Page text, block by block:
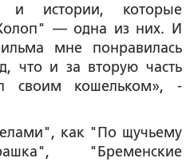
и истории, которые
— одна из них. И
мне понравилась
что и за вторую часть
своим кошельком», -
как "По щучьему
"Бременские